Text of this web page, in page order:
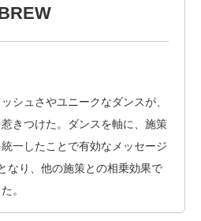
シュさやユニークなダンスが、
きつけた。ダンスを軸に、施策
一したことで有効なメッセージ
なり、他の施策との相乗効果で
。